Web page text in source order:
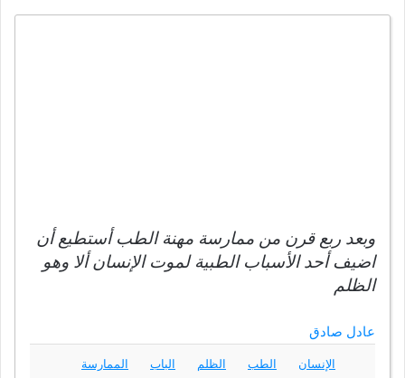
وبعد ربع قرن من ممارسة مهنة الطب أستطيع أن
اضيف أحد الأسباب الطبية لموت الإنسان ألا وهو
الظلم
عادل صادق
الإنسان الطب الظلم الباب
الممارسة